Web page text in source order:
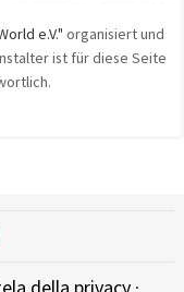
e.V." organisiert und
ist für diese Seite
della privacy·